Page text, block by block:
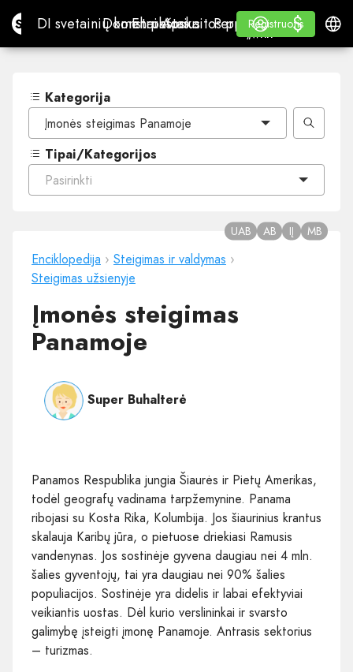
Site.proDI svetainių konstruktorius
DI svetainių konstruktorius
Domenai
DomenaiEl. paštas
El. paštasApskaitos programa
Apskaitos programa
Perpardavėjams
„WHITE LABEL“
Mokymasis
Mokymasis
Registruotis
Registruotis
Prisijungti
$
$
Kategorija
Įmonės steigimas Panamoje
Tipai/Kategorijos
Pasirinkti
Enciklopedija › Steigimas ir valdymas ›
Steigimas užsienyje
Įmonės steigimas
Panamoje
UAB AB IĮ MB
Super Buhalterė
Panamos Respublika jungia Šiaurės ir Pietų Amerikas,
todėl geografų vadinama tarpžemynine. Panama
ribojasi su Kosta Rika, Kolumbija. Jos šiaurinius krantus
skalauja Karibų jūra, o pietuose driekiasi Ramusis
vandenynas. Jos sostinėje gyvena daugiau nei 4 mln.
šalies gyventojų, tai yra daugiau nei 90% šalies
populiacijos. Sostinėje yra didelis ir labai efektyviai
veikiantis uostas. Dėl kurio verslininkai ir svarsto
galimybę įsteigti įmonę Panamoje. Antrasis sektorius
– turizmas.